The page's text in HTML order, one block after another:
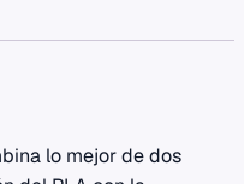
lo mejor de dos